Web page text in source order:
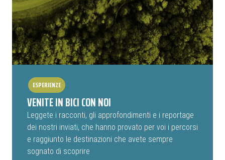
ESPERIENZE
VENITE IN BICI CON NOI
Leggete i racconti, gli approfondimenti e i reportage
dei nostri inviati, che hanno provato per voi i percorsi
e raggiunto le destinazioni che avete sempre
sognato di scoprire